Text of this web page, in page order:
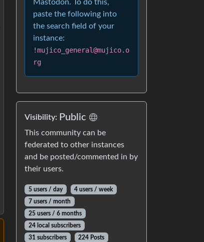
Mastodon. To do this,
paste the following into
the search field of your
instance:
!mujico_general@mujico.o
rg
Visibility: Public
This community can be
federated to other instances
and be posted/commented in by
their users.
5 users / day
4 users / week
7 users / month
25 users / 6 months
24 local subscribers
31 subscribers
224 Posts